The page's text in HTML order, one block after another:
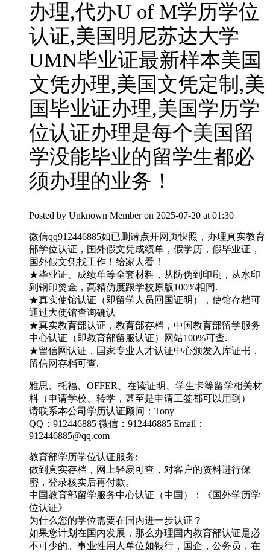
办理,代办U of M学历学位
认证,美国明尼苏达大学
UMN毕业证最新样本美国
文凭办理,美国文凭定制,美
国毕业证办理,美国学历学
位认证办理是每个美国留
学没能毕业的留学生都必
须办理的业务！
Posted by Unknown Member on 2025-07-20 at 01:30
微信qq912446885如已删请点开网页快照，办理真实教育
部学位认证，国外假文凭成绩单，假学历，假毕业证，
国外假文凭找工作！给家人看！
★毕业证、成绩单等全套材料，从防伪到印刷，从水印
到钢印烫金，高精仿度跟学校原版100%相同.
★真实使馆认证（即留学人员回国证明），使馆存档可
通过大使馆查询确认
★真实教育部认证，教育部存档，中国教育部留学服务
中心认证（即教育部留服认证）网站100%可查.
★留信网认证，国家专业人才认证中心颁发入库证书，
留信网存档可查.
雅思、托福、OFFER、在读证明、学生卡等留学相关材
料（申请学校、转学，甚至是申请工签都可以用到）
请联系本公司学历认证顾问：Tony
QQ：912446885 微信：912446885 Email：
912446885@qq.com
教育部学历学位认证服务:
做到真实存档，网上轻易可查，对客户的资料进行保
密，登录核实后再付款。
中国教育部留学服务中心认证（中国）：《国外学历学
位认证》
为什么您的学位需要在国内进一步认证？
如果您计划在国内发展，那么办理国内教育部认证是必
不可少的。事业性用人单位如银行，国企，公务员，在